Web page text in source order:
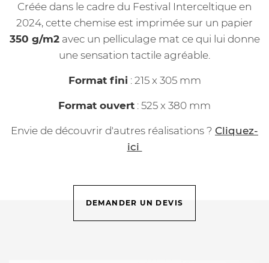
Créée dans le cadre du Festival Interceltique en
2024, cette chemise est imprimée sur un papier
350 g/m2avec un pelliculage mat ce qui lui donne
une sensation tactile agréable.
Format fini: 215 x 305 mm
Format ouvert : 525 x 380 mm
Envie de découvrir d'autres réalisations ? Cliquez-
ici
DEMANDER UN DEVIS